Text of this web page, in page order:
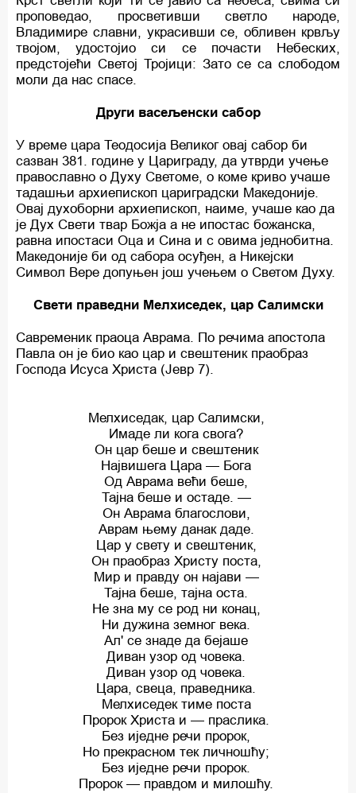
проповедао, просветивши светло народе,
Владимире славни, украсивши се, обливен крвљу
твојом, удостојио си се почасти Небеских,
предстојећи Светој Тројици: Зато се са слободом
моли да нас спасе.
Други васељенски сабор
У време цара Теодосија Великог овај сабор би
сазван 381. године у Цариграду, да утврди учење
православно о Духу Светоме, о коме криво учаше
тадашњи архиепископ цариградски Македоније.
Овај духоборни архиепископ, наиме, учаше као да
је Дух Свети твар Божја а не ипостас божанска,
равна ипостаси Оца и Сина и с овима једнобитна.
Македоније би од сабора осуђен, а Никејски
Символ Вере допуњен још учењем о Светом Духу.
Свети праведни Мелхиседек, цар Салимски
Савременик праоца Аврама. По речима апостола
Павла он је био као цар и свештеник праобраз
Господа Исуса Христа (Јевр 7).
Мелхиседак, цар Салимски,
Имаде ли кога свога?
Он цар беше и свештеник
Највишега Цара — Бога
Од Аврама већи беше,
Тајна беше и остаде. —
Он Аврама благослови,
Аврам њему данак даде.
Цар у свету и свештеник,
Он праобраз Христу поста,
Мир и правду он најави —
Тајна беше, тајна оста.
Нe зна му се род ни конац,
Ни дужина земног века.
Ал' се знаде да бејаше
Диван узор од човека.
Диван узор од човека.
Цара, свеца, праведника.
Мелхиседек тиме поста
Пророк Христа и — праслика.
Без иједне речи пророк,
Но прекрасном тек личношћу;
Без иједне речи пророк.
Пророк — правдом и милошћу.